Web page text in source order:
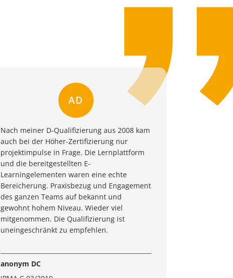
AD
Nach meiner D-Qualifizierung aus 2008 kam
auch bei der Höher-Zertifizierung nur
projektimpulse in Frage. Die Lernplattform
und die bereitgestellten E-
Learningelementen waren eine echte
Bereicherung. Praxisbezug und Engagement
des ganzen Teams auf bekannt und
gewohnt hohem Niveau. Wieder viel
mitgenommen. Die Qualifizierung ist
uneingeschränkt zu empfehlen.
anonym DC